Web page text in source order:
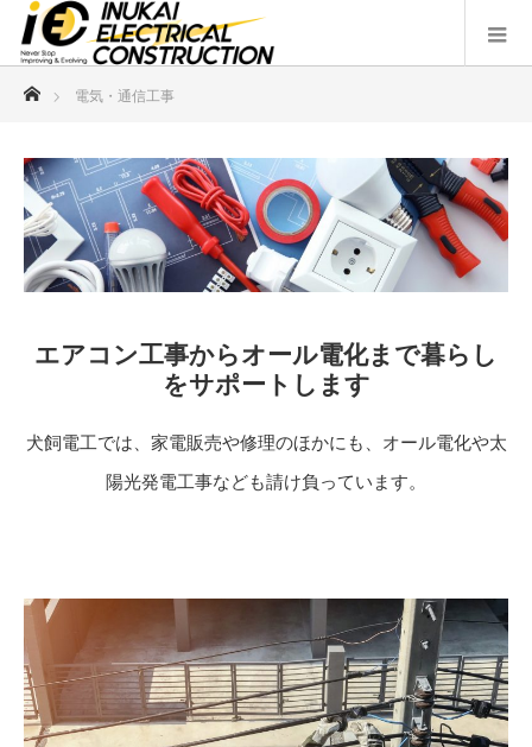
ホーム
電気・通信工事
エアコン工事からオール電化まで暮らし
をサポートします
犬飼電工では、家電販売や修理のほかにも、オール電化や太
陽光発電工事なども請け負っています。